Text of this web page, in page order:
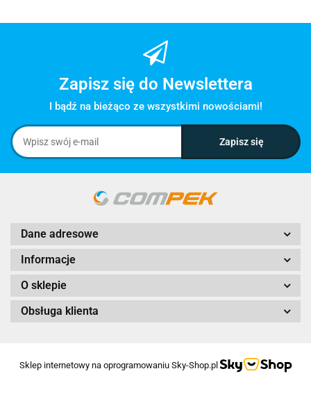
Zapisz się do Newslettera
I bądź na bieżąco ze wszystkimi nowościami!
Dane adresowe
Informacje
O sklepie
Obsługa klienta
Sklep internetowy na oprogramowaniu Sky-Shop.pl